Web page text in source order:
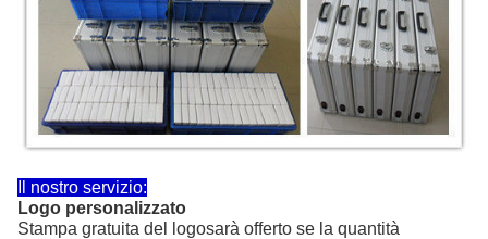
Il nostro servizio:
Logo personalizzato
Stampa gratuita del logosarà offerto se la quantità